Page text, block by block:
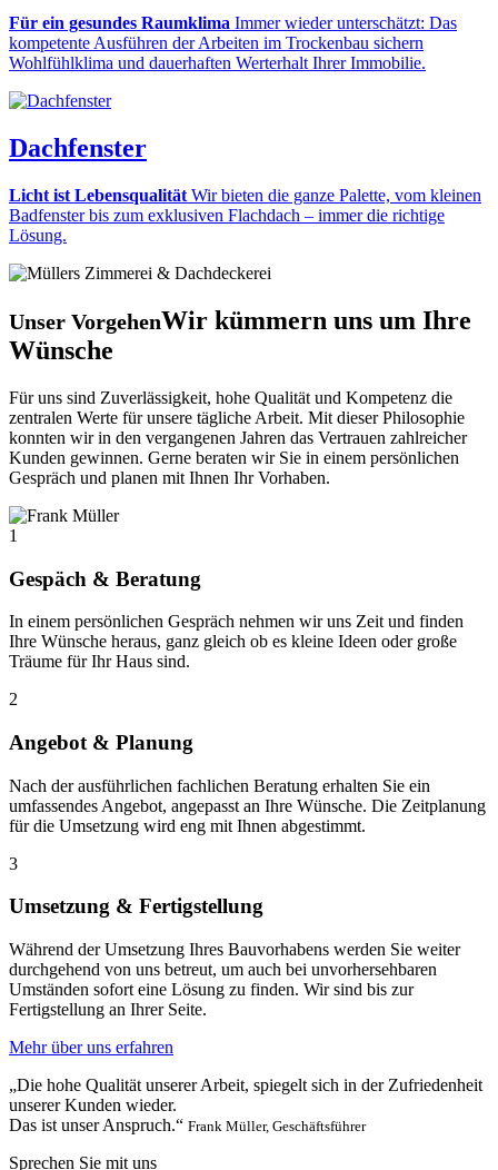
Für ein gesundes Raumklima Immer wieder unterschätzt: Das
kompetente Ausführen der Arbeiten im Trockenbau sichern
Wohlfühlklima und dauerhaften Werterhalt Ihrer Immobilie.
Dachfenster
Licht ist Lebensqualität Wir bieten die ganze Palette, vom kleinen
Badfenster bis zum exklusiven Flachdach – immer die richtige
Lösung.
Unser VorgehenWir kümmern uns um Ihre
Wünsche
Für uns sind Zuverlässigkeit, hohe Qualität und Kompetenz die
zentralen Werte für unsere tägliche Arbeit. Mit dieser Philosophie
konnten wir in den vergangenen Jahren das Vertrauen zahlreicher
Kunden gewinnen. Gerne beraten wir Sie in einem persönlichen
Gespräch und planen mit Ihnen Ihr Vorhaben.
1
Gespäch & Beratung
In einem persönlichen Gespräch nehmen wir uns Zeit und finden
Ihre Wünsche heraus, ganz gleich ob es kleine Ideen oder große
Träume für Ihr Haus sind.
2
Angebot & Planung
Nach der ausführlichen fachlichen Beratung erhalten Sie ein
umfassendes Angebot, angepasst an Ihre Wünsche. Die Zeitplanung
für die Umsetzung wird eng mit Ihnen abgestimmt.
3
Umsetzung & Fertigstellung
Während der Umsetzung Ihres Bauvorhabens werden Sie weiter
durchgehend von uns betreut, um auch bei unvorhersehbaren
Umständen sofort eine Lösung zu finden. Wir sind bis zur
Fertigstellung an Ihrer Seite.
Mehr über uns erfahren
„Die hohe Qualität unserer Arbeit, spiegelt sich in der Zufriedenheit
unserer Kunden wieder.
Das ist unser Anspruch.“ Frank Müller, Geschäftsführer
Sprechen Sie mit uns